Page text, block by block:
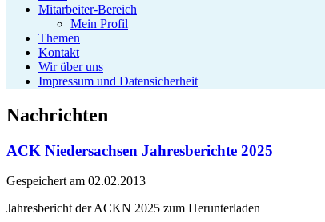
Mitarbeiter-Bereich
Mein Profil
Themen
Kontakt
Wir über uns
Impressum und Datensicherheit
Nachrichten
ACK Niedersachsen Jahresberichte 2025
Gespeichert am 02.02.2013
Jahresbericht der ACKN 2025 zum Herunterladen